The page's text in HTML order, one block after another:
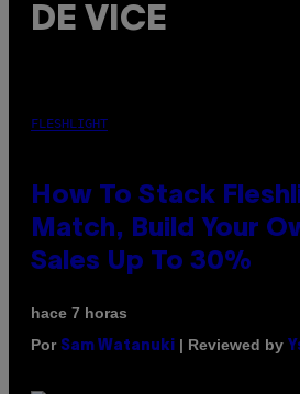
DE VICE
FLESHLIGHT
How To Stack
Match, Build Your
Sales Up To 30%
hace 7 horas
Por Sam Watanuki | Reviewed by